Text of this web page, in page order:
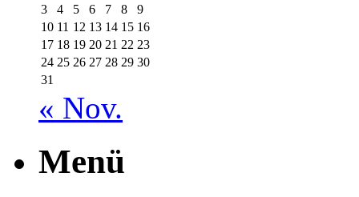
3
4 5 6 7 8
9
10 11 12 13 14 15 16
17 18 19 20 21 22 23
24 25 26 27 28 29 30
31
« Nov.
Menü